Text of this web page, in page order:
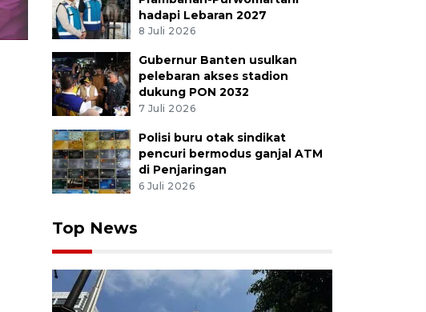
Wakil Presiden Gibran Rakabuming Raka (kanan bawah)
pedagang di Pasar Wosi, Manokwari, Papua Barat, Rabu (5/
kerjanya Gibran meninjau harga pangan sekaligus
berbelanja di pasar tersebut. ANTARA FOTO/Chairil Indra/YU
hadapi Lebaran 2027
8 Juli 2026
Gubernur Banten usulkan
pelebaran akses stadion
dukung PON 2032
7 Juli 2026
Polisi buru otak sindikat
pencuri bermodus ganjal ATM
di Penjaringan
6 Juli 2026
Top News